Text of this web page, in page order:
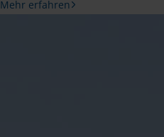
Mehr erfahren